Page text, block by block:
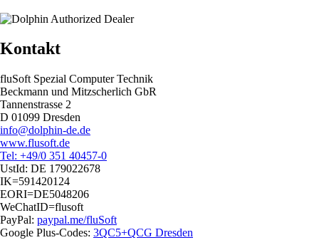
Kontakt
fluSoft Spezial Computer Technik
Beckmann und Mitzscherlich GbR
Tannenstrasse 2
D 01099 Dresden
info@dolphin-de.de
www.flusoft.de
Tel: +49/0 351 40457-0
UstId: DE 179022678
IK=591420124
EORI=DE5048206
WeChatID=flusoft
PayPal: paypal.me/fluSoft
Google Plus-Codes: 3QC5+QCG Dresden